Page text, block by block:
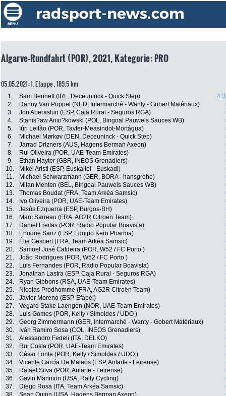
Algarve-Rundfahrt (POR), 2021, Kategorie: PRO
05.05.2021: 1. Etappe , 189.5 km
1. Sam Bennett (IRL, Deceuninck - Quick Step)
2.
Danny Van Poppel (NED, Intermarché - Wanty - Gobert Matériaux)
3.
Jon Aberasturi (ESP, Caja Rural - Seguros RGA)
4.
Stanis?aw Anio?kowski (POL, Bingoal Pauwels Sauces WB)
5.
Iúri Leitão (POR, Tavfer-Measindot-Mortágua)
6.
Michael Mørkøv (DEN, Deceuninck - Quick Step)
7.
Jarrad Drizners (AUS, Hagens Berman Axeon)
8.
Rui Oliveira (POR, UAE-Team Emirates)
9.
Ethan Hayter (GBR, INEOS Grenadiers)
10.
Mikel Aristi (ESP, Euskaltel - Euskadi)
11.
Michael Schwarzmann (GER, BORA - hansgrohe)
12.
Milan Menten (BEL, Bingoal Pauwels Sauces WB)
13.
Thomas Boudat (FRA, Team Arkéa Samsic)
14.
Ivo Oliveira (POR, UAE-Team Emirates)
15.
Jesús Ezquerra (ESP, Burgos-BH)
16.
Marc Sarreau (FRA, AG2R Citroën Team)
17.
Daniel Freitas (POR, Radio Popular Boavista)
18.
Enrique Sanz (ESP, Equipo Kern Pharma)
19.
Élie Gesbert (FRA, Team Arkéa Samsic)
20.
Samuel José Caldeira (POR, W52 / FC Porto )
21.
João Rodrigues (POR, W52 / FC Porto )
22.
Luis Fernandes (POR, Radio Popular Boavista)
23.
Jonathan Lastra (ESP, Caja Rural - Seguros RGA)
24.
Ryan Gibbons (RSA, UAE-Team Emirates)
25.
Nicolas Prodhomme (FRA, AG2R Citroën Team)
26.
Javier Moreno (ESP, Efapel)
27.
Vegard Stake Laengen (NOR, UAE-Team Emirates)
28.
Luis Gomes (POR, Kelly / Simoldes / UDO )
29.
Georg Zimmermann (GER, Intermarché - Wanty - Gobert Matériaux)
30.
Iván Ramiro Sosa (COL, INEOS Grenadiers)
31.
Alessandro Fedeli (ITA, DELKO)
32.
Rui Costa (POR, UAE-Team Emirates)
33.
César Fonte (POR, Kelly / Simoldes / UDO )
34.
Vicente García De Mateos (ESP, Antarte - Feirense)
35.
Rafael Silva (POR, Antarte - Feirense)
36.
Gavin Mannion (USA, Rally Cycling)
37.
Diego Rosa (ITA, Team Arkéa Samsic)